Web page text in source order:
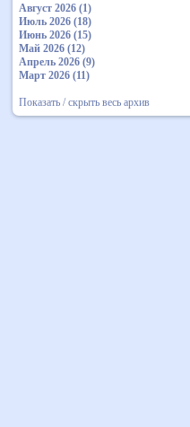
Август 2026 (1)
Июль 2026 (18)
Июнь 2026 (15)
Май 2026 (12)
Апрель 2026 (9)
Март 2026 (11)
Показать / скрыть весь архив